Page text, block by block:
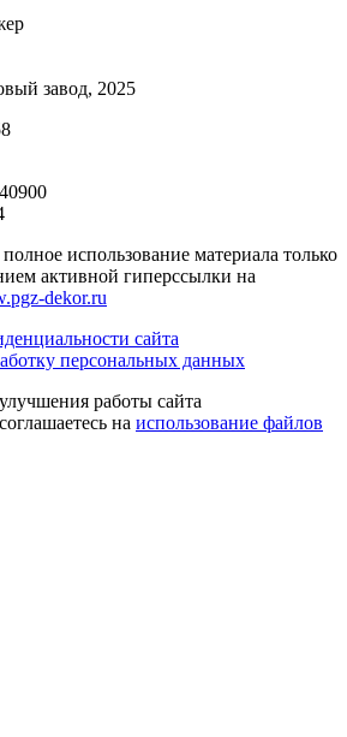
завод, 2025
использование материала только
активной гиперссылки на
dekor.ru
сайта
персональных данных
работы сайта
на использование файлов